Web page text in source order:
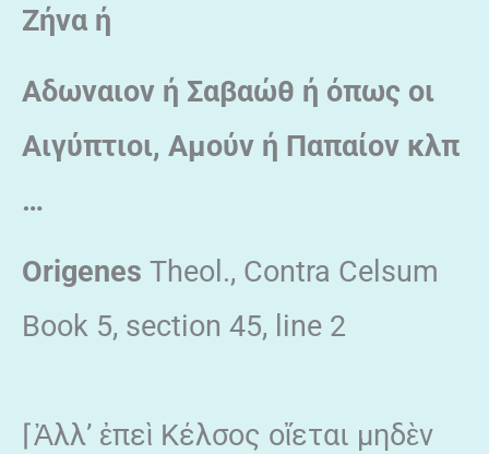
Ζήνα ή
Αδωναιον ή Σαβαώθ ή όπως οι
Αιγύπτιοι, Αμούν ή Παπαίον κλπ
…
Origenes Theol., Contra Celsum
Book 5, section 45, line 2
⌈Ἀλλ’ ἐπεὶ Κέλσος οἴεται μηδὲν